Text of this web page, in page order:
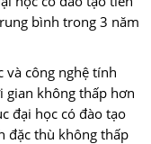
bình trong 3 năm
và công nghệ tính
không thấp hơn
đại học có đào tạo
đặc thù không thấp